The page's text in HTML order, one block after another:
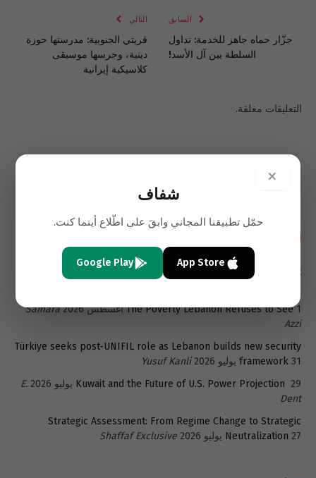
السابق
جزّار حماه جاهز للخدمة: تداول
السلطة بين آل الأسد!
التالي
قريتي الجنوبية: مدرستها حوزة
دينية، وجرسها موسيقى
كلاسيكية إيرانية
التعليقات مغلقة.
A New Exit for Lebanon’s Trapped Depositors- The Beirut
The Poverty Lebanon Refuses to See 1 أغسطس 2026
Samara
Azzi
Türkiye seeks post-UNIFIL role as Lebanon builds new security
framework 31 يوليو 2026
Yusuf Kanli
Kuwait and the Future of U.S. Power Projection 29 يوليو 2026
E.
Dent
Strategic Assessment: From Regime Change to Strategic
Neutralization 27 يوليو 2026 Shaffaf Exclusive
×
شفاف
حمّل تطبيقنا المجاني وابقَ على اطّلاع أينما كنت.
App Store
Google Play